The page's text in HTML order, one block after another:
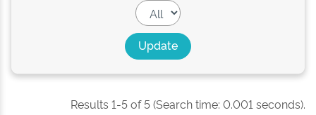
Results 1-5 of 5 (Search time: 0.001 seconds).